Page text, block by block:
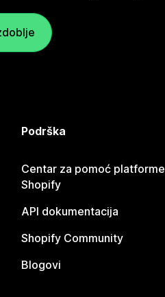
Podrška
Centar za pomoć platforme
Shopify
API dokumentacija
Shopify Community
Blogovi